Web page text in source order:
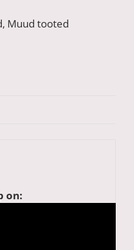
, Muud tooted
on: